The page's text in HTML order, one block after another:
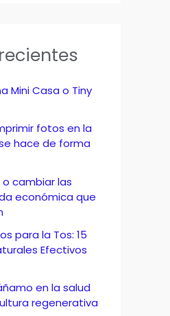
Mini Casa o Tiny
fotos en la
hace de forma
cambiar las
económica que
para la Tos: 15
Efectivos
en la salud
regenerativa